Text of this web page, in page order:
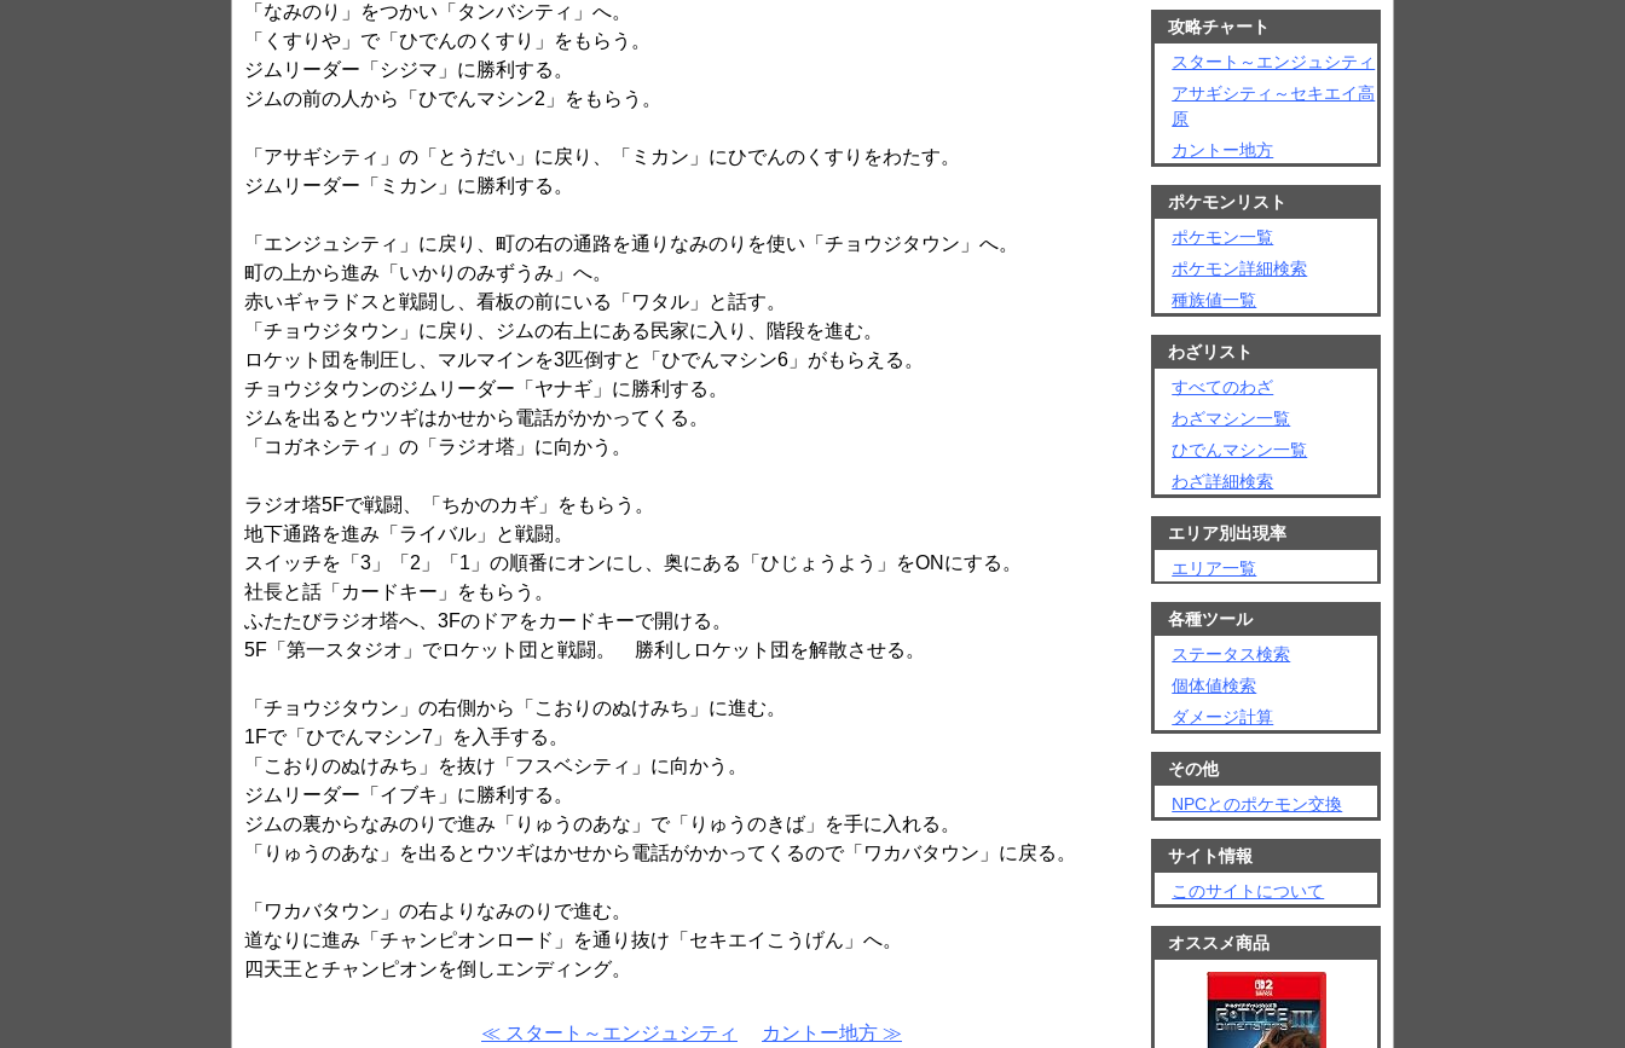
「なみのり」をつかい「タンバシティ」へ。
「くすりや」で「ひでんのくすり」をもらう。
ジムリーダー「シジマ」に勝利する。
ジムの前の人から「ひでんマシン2」をもらう。
「アサギシティ」の「とうだい」に戻り、「ミカン」にひでんのくすりをわたす。
ジムリーダー「ミカン」に勝利する。
「エンジュシティ」に戻り、町の右の通路を通りなみのりを使い「チョウジタウン」へ。
町の上から進み「いかりのみずうみ」へ。
赤いギャラドスと戦闘し、看板の前にいる「ワタル」と話す。
「チョウジタウン」に戻り、ジムの右上にある民家に入り、階段を進む。
ロケット団を制圧し、マルマインを3匹倒すと「ひでんマシン6」がもらえる。
チョウジタウンのジムリーダー「ヤナギ」に勝利する。
ジムを出るとウツギはかせから電話がかかってくる。
「コガネシティ」の「ラジオ塔」に向かう。
ラジオ塔5Fで戦闘、「ちかのカギ」をもらう。
地下通路を進み「ライバル」と戦闘。
スイッチを「3」「2」「1」の順番にオンにし、奥にある「ひじょうよう」をONにする。
社長と話「カードキー」をもらう。
ふたたびラジオ塔へ、3Fのドアをカードキーで開ける。
5F「第一スタジオ」でロケット団と戦闘。 勝利しロケット団を解散させる。
「チョウジタウン」の右側から「こおりのぬけみち」に進む。
1Fで「ひでんマシン7」を入手する。
「こおりのぬけみち」を抜け「フスベシティ」に向かう。
ジムリーダー「イブキ」に勝利する。
ジムの裏からなみのりで進み「りゅうのあな」で「りゅうのきば」を手に入れる。
「りゅうのあな」を出るとウツギはかせから電話がかかってくるので「ワカバタウン」に戻る。
「ワカバタウン」の右よりなみのりで進む。
道なりに進み「チャンピオンロード」を通り抜け「セキエイこうげん」へ。
四天王とチャンピオンを倒しエンディング。
≪ スタート～エンジュシティ カントー地方 ≫
攻略チャート
スタート～エンジュシティ
アサギシティ～セキエイ高
原
カントー地方
ポケモンリスト
ポケモン一覧
ポケモン詳細検索
種族値一覧
わざリスト
すべてのわざ
わざマシン一覧
ひでんマシン一覧
わざ詳細検索
エリア別出現率
エリア一覧
各種ツール
ステータス検索
個体値検索
ダメージ計算
その他
NPCとのポケモン交換
サイト情報
このサイトについて
オススメ商品